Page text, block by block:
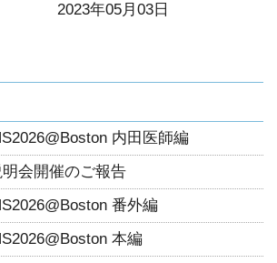
2023年05月03日
内田医師編
会開催のご報告
番外編
本編